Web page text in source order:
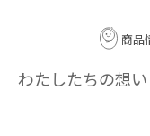
わたしたちの想い
商品